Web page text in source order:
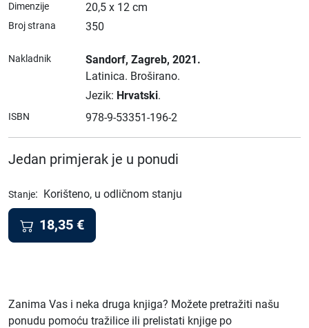
Dimenzije 20,5 x 12 cm
Broj strana 350
Nakladnik Sandorf, Zagreb, 2021.
Latinica. Broširano.
Jezik: Hrvatski.
ISBN 978-9-53351-196-2
Jedan primjerak je u ponudi
Stanje: Korišteno, u odličnom stanju
18,35 €
Zanima Vas i neka druga knjiga? Možete pretražiti našu
ponudu pomoću tražilice ili prelistati knjige po